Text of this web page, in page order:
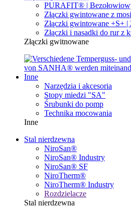
PURAFIT® |
Złączki gwintowane z
Złączki gwintowane +S+
Złączki i nasadki do rur z
Złączki gwitnowane
Inne
Narzędzia i akcesoria
Stopy miedzi "SA"
Śrubunki do pomp
Technika mocowania
Inne
Stal nierdzewna
NiroSan®
NiroSan® Industry
NiroSan® SF
NiroTherm®
NiroTherm® Industry
Rozdzielacze
Stal nierdzewna